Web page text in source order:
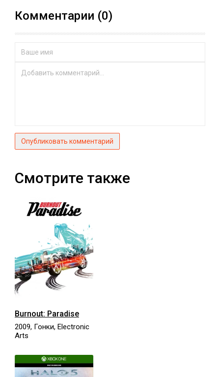
Комментарии (0)
Опубликовать комментарий
Смотрите также
Burnout: Paradise
2009, Гонки, Electronic
Arts